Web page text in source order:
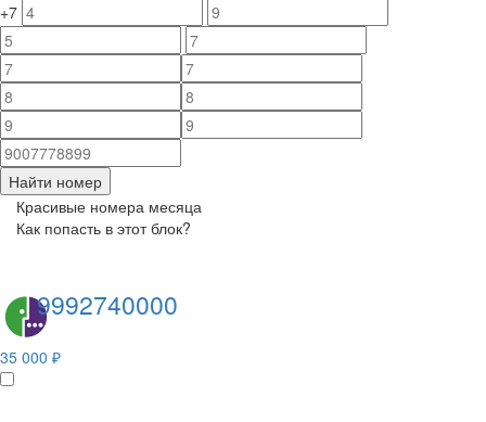
+7
Найти номер
Красивые номера месяца
Как попасть в этот блок?
9992740000
35 000 ₽